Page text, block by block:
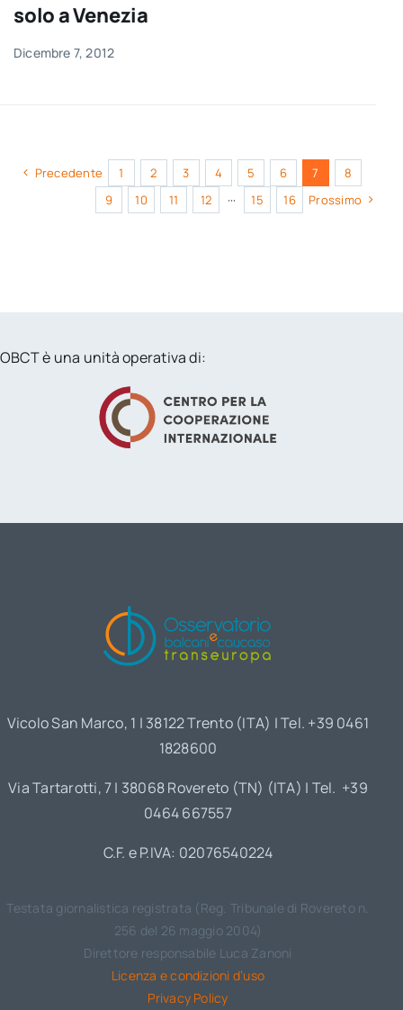
solo a Venezia
Dicembre 7, 2012
Precedente 1 2 3 4 5 6 7
8
9
10 11 12 ··· 15 16 Prossimo
OBCT è una unità operativa di:
Vicolo San Marco, 1 | 38122 Trento (ITA) | Tel. +39 0461
1828600
Via Tartarotti, 7 | 38068 Rovereto (TN) (ITA) | Tel. +39
0464 667557
C.F. e P.IVA: 02076540224
Testata giornalistica registrata (Reg. Tribunale di Rovereto n.
256 del 26 maggio 2004)
Direttore responsabile Luca Zanoni
Licenza e condizioni d’uso
Privacy Policy